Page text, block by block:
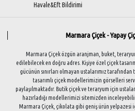
Havale&Eft Bildirimi
Marmara Çiçek - Yapay
Marmara Çiçek özgün aranjman, buket,
edilebilecek en doğru adres. Kişiye özel çiçek
gücünün sınırları olmayan ustalarımız
tasarımlı çiçek modellerimizin görselleri
paylaşılmaktadır. Butik çiçek ve teraryum için
hazırladığı modellerimizi sitemizden
Marmara Çiçek, çikolata gibi geniş ürün yelpazesi